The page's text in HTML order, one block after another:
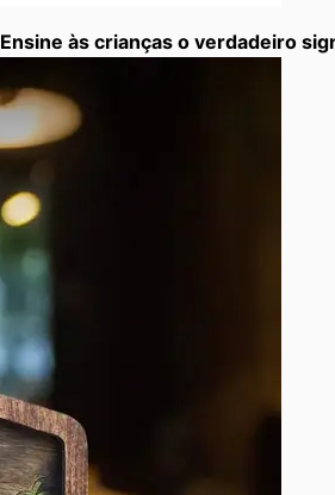
Ensine às crianças o verdadeiro